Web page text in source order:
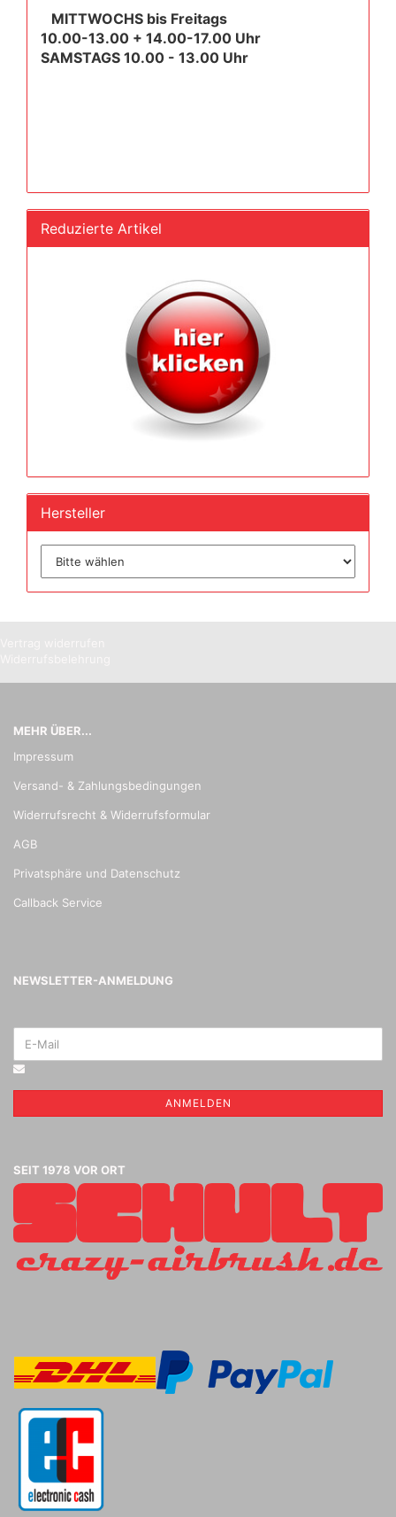
MITTWOCHS bis Freitags
10.00-13.00 + 14.00-17.00 Uhr
SAMSTAGS 10.00 - 13.00 Uhr
Reduzierte Artikel
Hersteller
MEHR ÜBER...
Impressum
Versand- & Zahlungsbedingungen
Widerrufsrecht & Widerrufsformular
AGB
Privatsphäre und Datenschutz
Callback Service
NEWSLETTER-ANMELDUNG
ANMELDEN
SEIT 1978 VOR ORT